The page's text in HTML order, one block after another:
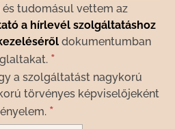
tudomásul vettem az
a hírlevél szolgáltatáshoz
dokumentumban
*
a szolgáltatást nagykorú
törvényes képviselőjeként
*